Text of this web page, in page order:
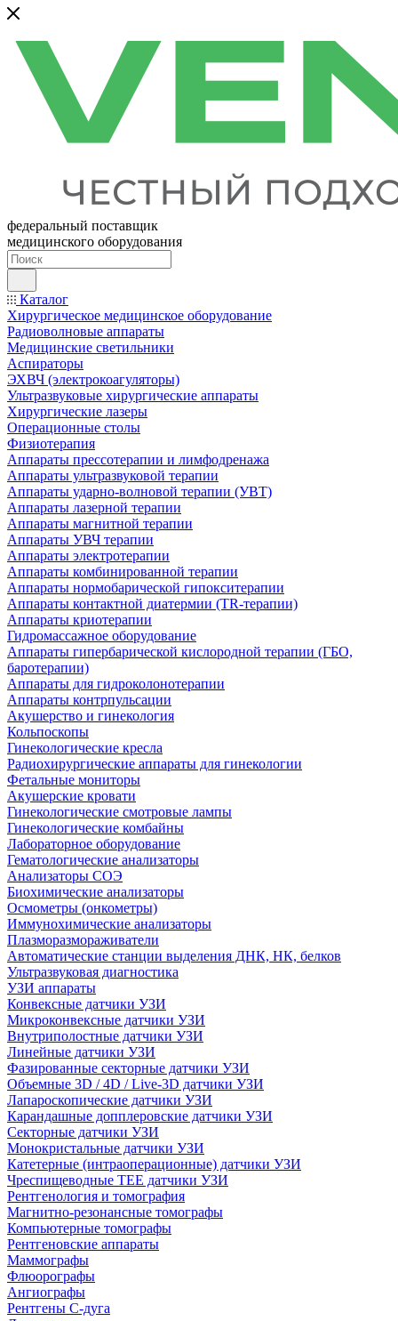
федеральный поставщик
медицинского оборудования
Каталог
Хирургическое медицинское оборудование
Радиоволновые аппараты
Медицинские светильники
Аспираторы
ЭХВЧ (электрокоагуляторы)
Ультразвуковые хирургические аппараты
Хирургические лазеры
Операционные столы
Физиотерапия
Аппараты прессотерапии и лимфодренажа
Аппараты ультразвуковой терапии
Аппараты ударно-волновой терапии (УВТ)
Аппараты лазерной терапии
Аппараты магнитной терапии
Аппараты УВЧ терапии
Аппараты электротерапии
Аппараты комбинированной терапии
Аппараты нормобарической гипокситерапии
Аппараты контактной диатермии (TR-терапии)
Аппараты криотерапии
Гидромассажное оборудование
Аппараты гипербарической кислородной терапии (ГБО,
баротерапии)
Аппараты для гидроколонотерапии
Аппараты контрпульсации
Акушерство и гинекология
Кольпоскопы
Гинекологические кресла
Радиохирургические аппараты для гинекологии
Фетальные мониторы
Акушерские кровати
Гинекологические смотровые лампы
Гинекологические комбайны
Лабораторное оборудование
Гематологические анализаторы
Анализаторы СОЭ
Биохимические анализаторы
Осмометры (онкометры)
Иммунохимические анализаторы
Плазморазмораживатели
Автоматические станции выделения ДНК, НК, белков
Ультразвуковая диагностика
УЗИ аппараты
Конвексные датчики УЗИ
Микроконвексные датчики УЗИ
Внутриполостные датчики УЗИ
Линейные датчики УЗИ
Фазированные секторные датчики УЗИ
Объемные 3D / 4D / Live-3D датчики УЗИ
Лапароскопические датчики УЗИ
Карандашные допплеровские датчики УЗИ
Секторные датчики УЗИ
Монокристальные датчики УЗИ
Катетерные (интраоперационные) датчики УЗИ
Чреспищеводные TEE датчики УЗИ
Рентгенология и томография
Магнитно-резонансные томографы
Компьютерные томографы
Рентгеновские аппараты
Маммографы
Флюорографы
Ангиографы
Рентгены С-дуга